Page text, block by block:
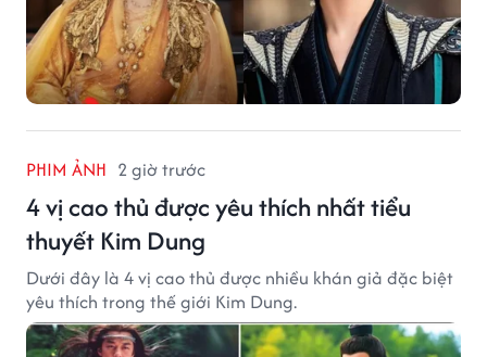
PHIM ẢNH 2 giờ trước
4 vị cao thủ được yêu thích nhất tiểu
thuyết Kim Dung
Dưới đây là 4 vị cao thủ được nhiều khán giả đặc biệt
yêu thích trong thế giới Kim Dung.